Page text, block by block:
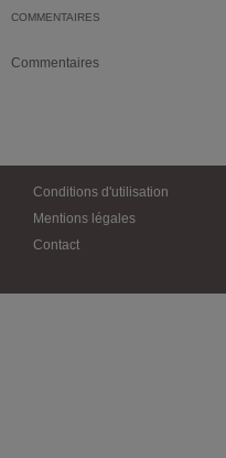
COMMENTAIRES
Commentaires
Conditions d'utilisation
Mentions légales
Contact